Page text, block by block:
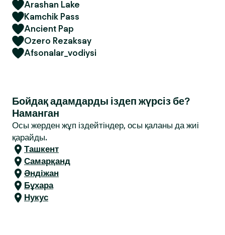
Arashan Lake
Kamchik Pass
Ancient Pap
Ozero Rezaksay
Afsonalar_vodiysi
Бойдақ адамдарды іздеп жүрсіз бе?
Наманган
Осы жерден жұп іздейтіндер, осы қаланы да жиі
қарайды.
Ташкент
Самарқанд
Әндіжан
Бұхара
Нукус